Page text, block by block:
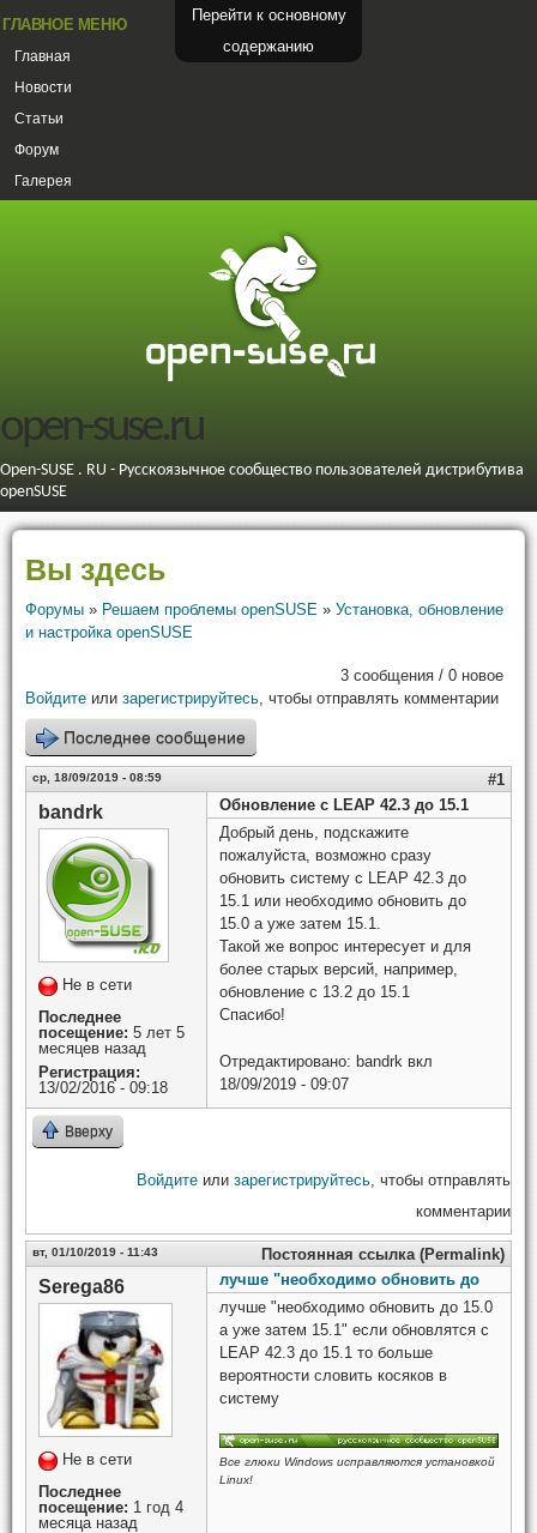
Перейти к основному
содержанию
ГЛАВНОЕ МЕНЮ
Главная
Новости
Статьи
Форум
Галерея
open-suse.ru
Open-SUSE . RU - Русскоязычное сообщество пользователей дистрибутива
openSUSE
Вы здесь
Форумы » Решаем проблемы openSUSE » Установка, обновление
и настройка openSUSE
3 сообщения / 0 новое
Войдите или зарегистрируйтесь, чтобы отправлять комментарии
Последнее сообщение
ср, 18/09/2019 - 08:59 #1
bandrk
Не в сети
Последнее
посещение: 5 лет 5
месяцев назад
Регистрация:
13/02/2016 - 09:18
Обновление с LEAP 42.3 до 15.1
Добрый день, подскажите
пожалуйста, возможно сразу
обновить систему с LEAP 42.3 до
15.1 или необходимо обновить до
15.0 а уже затем 15.1.
Такой же вопрос интересует и для
более старых версий, например,
обновление с 13.2 до 15.1
Спасибо!
Отредактировано: bandrk вкл
18/09/2019 - 09:07
Вверху
Войдите или зарегистрируйтесь, чтобы отправлять
комментарии
вт, 01/10/2019 - 11:43 Постоянная ссылка (Permalink)
Serega86
Не в сети
Последнее
посещение: 1 год 4
месяца назад
лучше "необходимо обновить до
лучше "необходимо обновить до 15.0
а уже затем 15.1" если обновлятся с
LEAP 42.3 до 15.1 то больше
вероятности словить косяков в
систему
Все глюки Windows исправляются установкой
Linux!